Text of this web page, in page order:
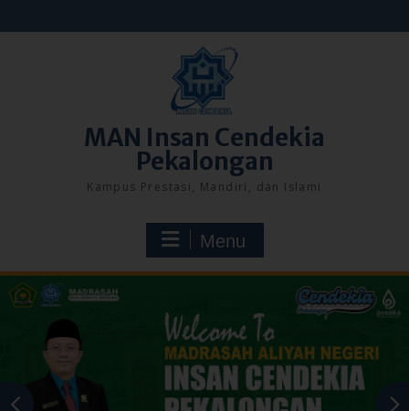
to
MAN Insan Cendekia
Pekalongan
Kampus Prestasi, Mandiri, dan Islami
Menu